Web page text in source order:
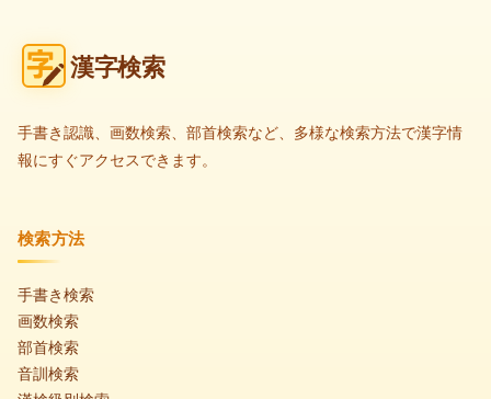
漢字検索
手書き認識、画数検索、部首検索など、多様な検索方法で漢字情
報にすぐアクセスできます。
検索方法
手書き検索
画数検索
部首検索
音訓検索